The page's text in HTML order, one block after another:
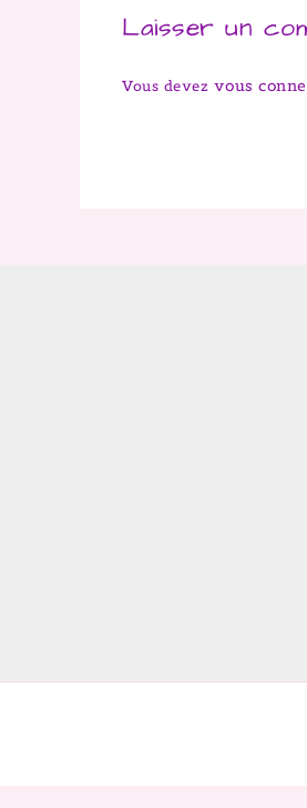
Laisser un
Vous devez vous